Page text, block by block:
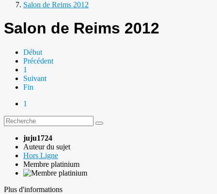
Salon de Reims 2012
Salon de Reims 2012
Début
Précédent
1
Suivant
Fin
1
juju1724
Auteur du sujet
Hors Ligne
Membre platinium
Plus d'informations